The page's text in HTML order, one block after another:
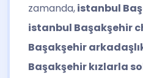
zamanda,istanbul
istanbul Başakşehir
Başakşehir
Başakşehir kızlarla